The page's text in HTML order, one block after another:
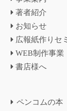
著者紹介
お知らせ
広報紙作りセ
WEB制作事業
書店様へ
ペンコムの本